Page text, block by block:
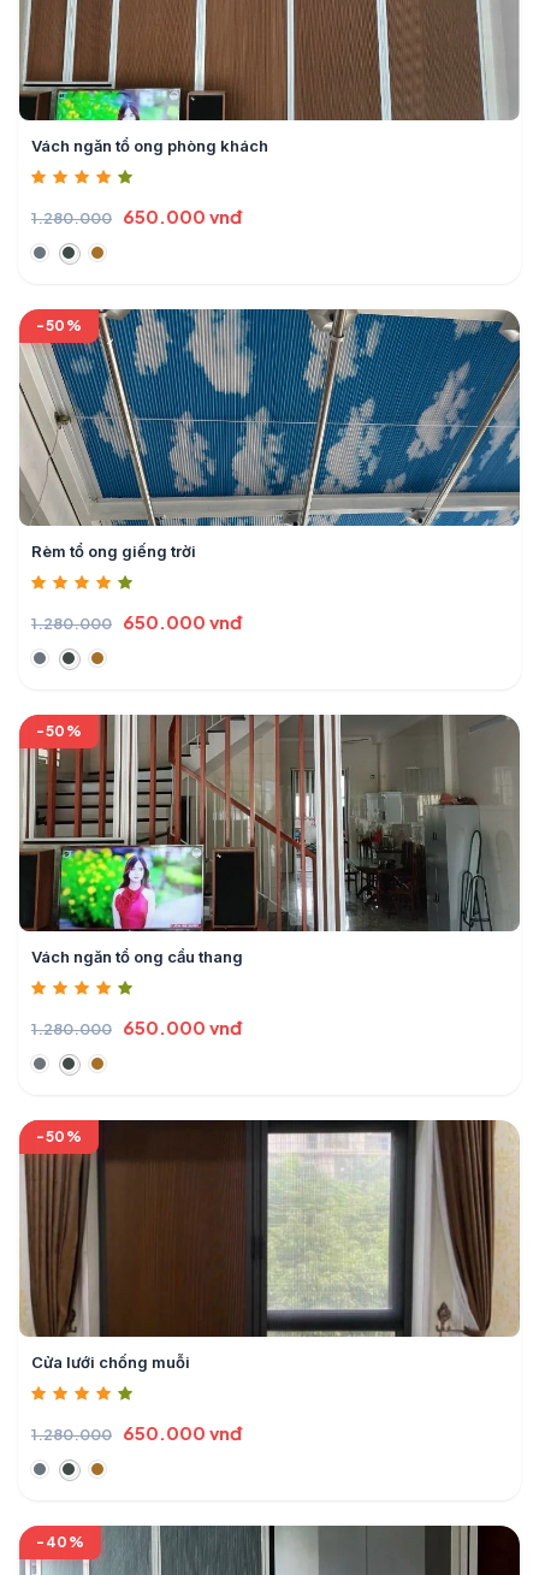
Vách ngăn tổ ong phòng khách
1.280.000 650.000 vnđ
-50%
Rèm tổ ong giếng trời
1.280.000 650.000 vnđ
-50%
Vách ngăn tổ ong cầu thang
1.280.000 650.000 vnđ
-50%
Cửa lưới chống muỗi
1.280.000 650.000 vnđ
-40%